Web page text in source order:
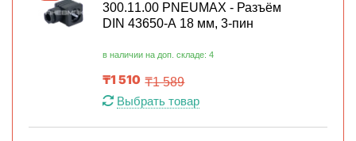
300.11.00 PNEUMAX - Разъём
DIN 43650-A 18 мм, 3-пин
в наличии на доп. складе: 4
₸1 510 ₸1 589
Выбрать товар